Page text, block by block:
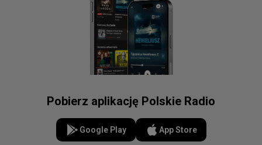
Pobierz aplikację Polskie Radio
Google Play App Store